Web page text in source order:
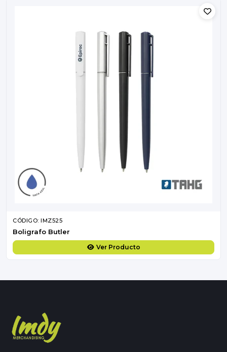
CÓDIGO: IMZ525
Boligrafo Butler
Ver Producto